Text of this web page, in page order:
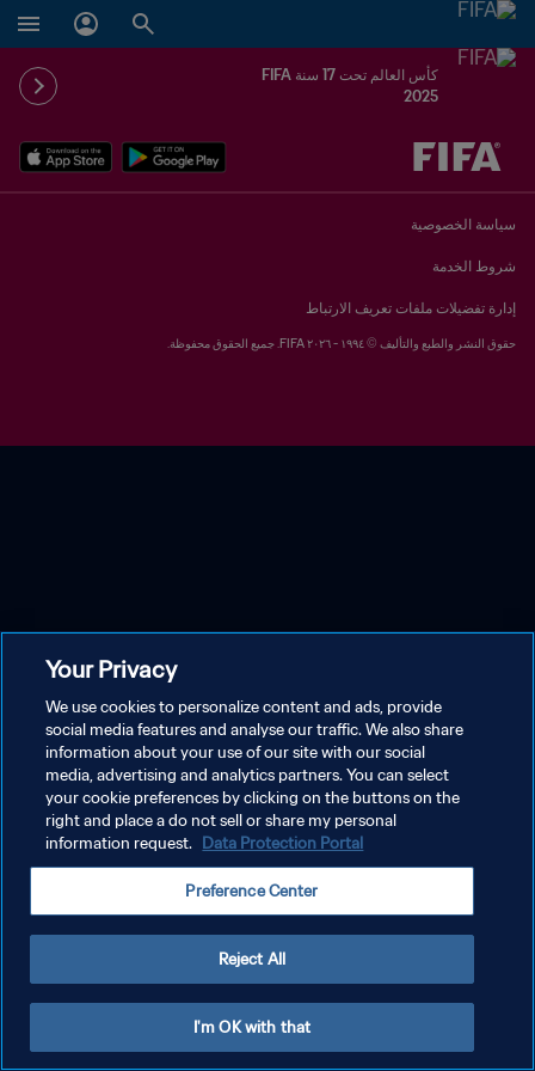
كأس العالم تحت 17 سنة FIFA
2025
يُحدَّد لاحقاً ضد يُحدَّد لاحقاً
سياسة الخصوصية
شروط الخدمة
إدارة تفضيلات ملفات تعريف الارتباط
حقوق النشر والطبع والتأليف © ١٩٩٤ - ٢٠٢٦ FIFA. جميع الحقوق محفوظة.
Your Privacy
We use cookies to personalize content and ads, provide
social media features and analyse our traffic. We also share
information about your use of our site with our social
media, advertising and analytics partners. You can select
your cookie preferences by clicking on the buttons on the
right and place a do not sell or share my personal
information request. Data Protection Portal
Preference Center
Reject All
I'm OK with that